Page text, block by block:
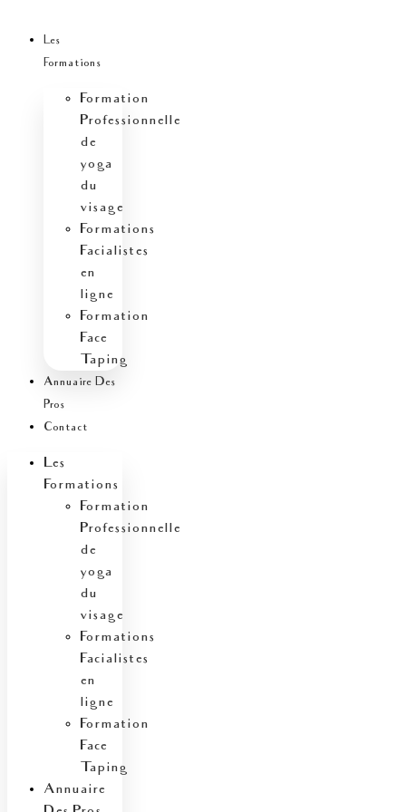
Les
Formations
Formation
Professionnelle
de
yoga
du
visage
Formations
Facialistes
en
ligne
Formation
Face
Taping
Annuaire Des
Pros
Contact
Les
Formations
Formation
Professionnelle
de
yoga
du
visage
Formations
Facialistes
en
ligne
Formation
Face
Taping
Annuaire